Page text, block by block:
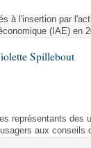
à l'insertion par
(IAE) en
Spillebout
représentants des
aux conseils